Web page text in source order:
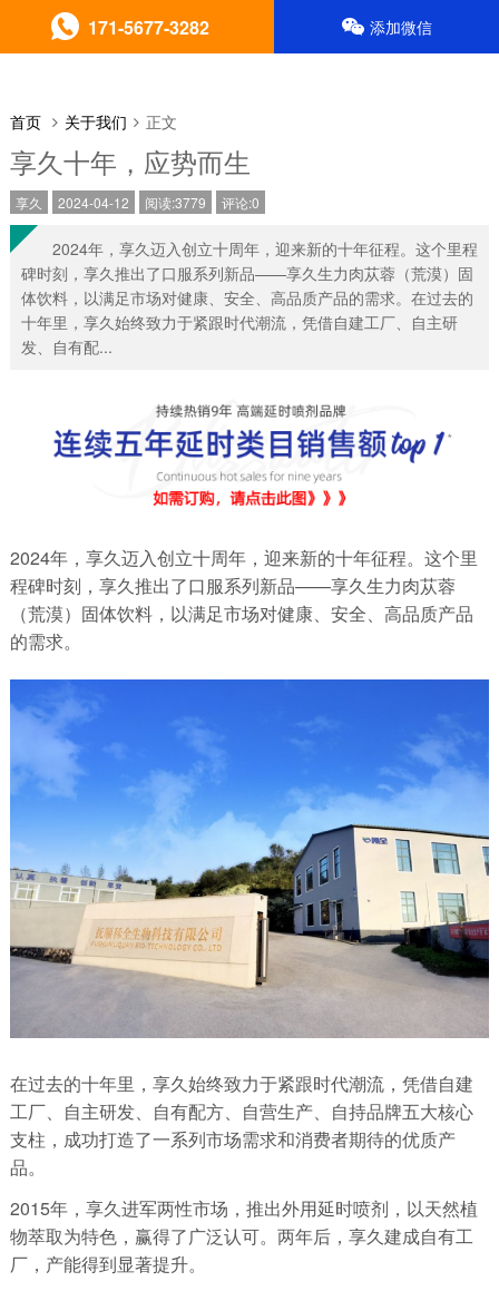
首页 关于我们 正文
享久十年，应势而生
享久 2024-04-12 阅读:3779 评论:0
2024年，享久迈入创立十周年，迎来新的十年征程。这个里程
碑时刻，享久推出了口服系列新品——享久生力肉苁蓉（荒漠）固
体饮料，以满足市场对健康、安全、高品质产品的需求。在过去的
十年里，享久始终致力于紧跟时代潮流，凭借自建工厂、自主研
发、自有配...
2024年，享久迈入创立十周年，迎来新的十年征程。这个里
程碑时刻，享久推出了口服系列新品——享久生力肉苁蓉
（荒漠）固体饮料，以满足市场对健康、安全、高品质产品
的需求。
在过去的十年里，享久始终致力于紧跟时代潮流，凭借自建
工厂、自主研发、自有配方、自营生产、自持品牌五大核心
支柱，成功打造了一系列市场需求和消费者期待的优质产
品。
2015年，享久进军两性市场，推出外用延时喷剂，以天然植
物萃取为特色，赢得了广泛认可。两年后，享久建成自有工
厂，产能得到显著提升。
171-5677-3282 添加微信